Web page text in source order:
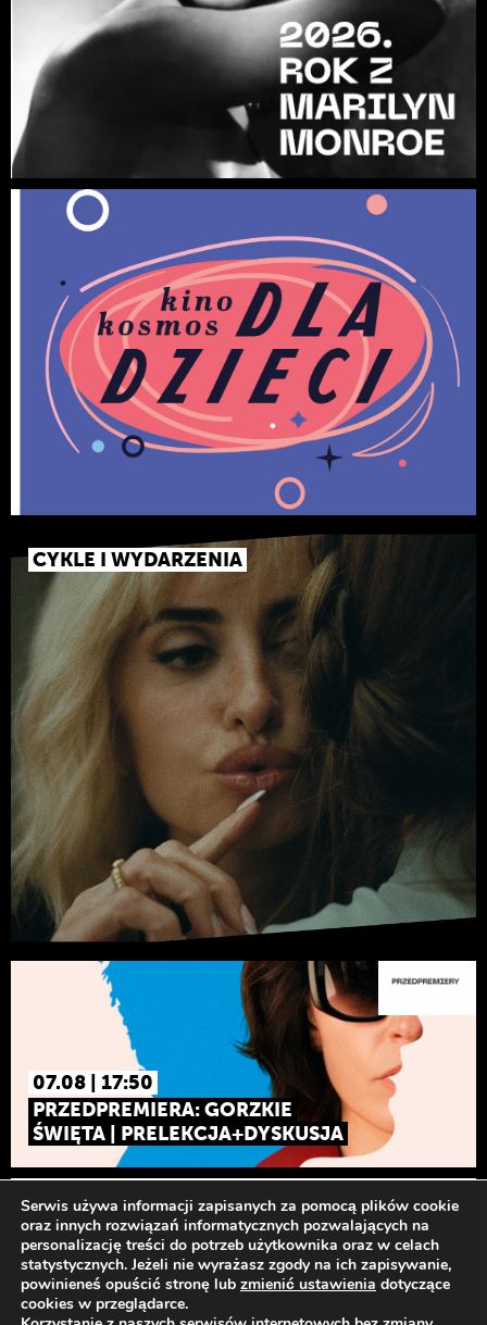
CYKLE I WYDARZENIA
07.08 | 17:50
PRZEDPREMIERA: GORZKIE
ŚWIĘTA | PRELEKCJA+DYSKUSJA
Odwiedź nas
Serwis używa informacji zapisanych za pomocą plików cookie
oraz innych rozwiązań informatycznych pozwalających na
personalizację treści do potrzeb użytkownika oraz w celach
statystycznych. Jeżeli nie wyrażasz zgody na ich zapisywanie,
powinieneś opuścić stronę lub zmienić ustawienia dotyczące
cookies w przeglądarce.